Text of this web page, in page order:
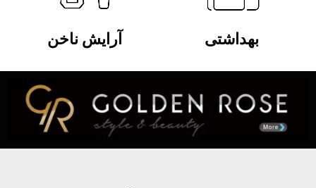
بهداشتی آرایش ناخن